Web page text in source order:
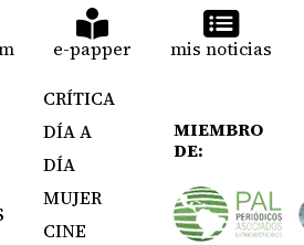
e-papper mis noticias
CRÍTICA
DÍA A
DÍA
MUJER
CINE
MIEMBRO
DE: